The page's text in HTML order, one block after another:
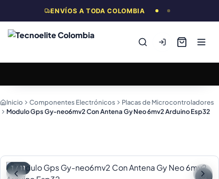
ENVÍOS A TODA COLOMBIA
Inicio Componentes Electrónicos
Placas de Microcontroladores
Modulo Gps Gy-neo6mv2 Con Antena Gy Neo 6mv2 Arduino Esp32
1/11